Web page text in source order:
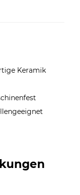
Keramik